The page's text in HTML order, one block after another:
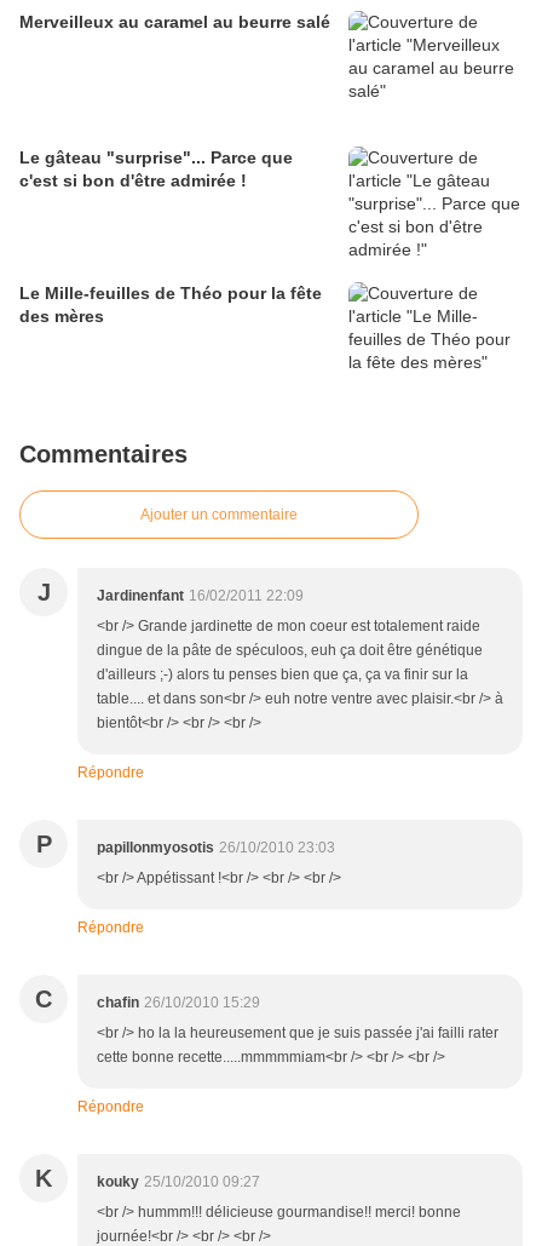
Merveilleux au caramel au beurre salé
Le gâteau "surprise"... Parce que
c'est si bon d'être admirée !
Le Mille-feuilles de Théo pour la fête
des mères
Commentaires
Ajouter un commentaire
J Jardinenfant 16/02/2011 22:09
<br /> Grande jardinette de mon coeur est totalement raide
dingue de la pâte de spéculoos, euh ça doit être génétique
d'ailleurs ;-) alors tu penses bien que ça, ça va finir sur la
table.... et dans son<br /> euh notre ventre avec plaisir.<br /> à
bientôt<br /> <br /> <br />
Répondre
P papillonmyosotis 26/10/2010 23:03
<br /> Appétissant !<br /> <br /> <br />
Répondre
C chafin 26/10/2010 15:29
<br /> ho la la heureusement que je suis passée j'ai failli rater
cette bonne recette.....mmmmmiam<br /> <br /> <br />
Répondre
K kouky 25/10/2010 09:27
<br /> hummm!!! délicieuse gourmandise!! merci! bonne
journée!<br /> <br /> <br />